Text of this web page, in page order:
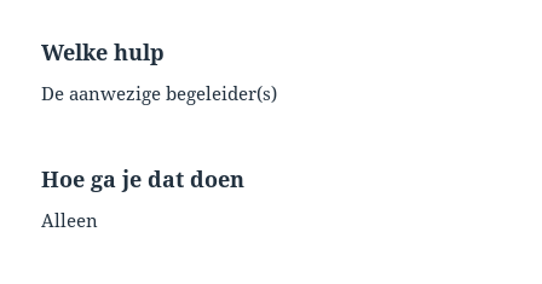
Welke hulp
De aanwezige begeleider(s)
Hoe ga je dat doen
Alleen